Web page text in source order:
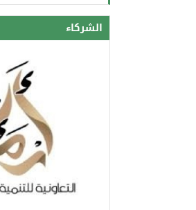
الشركاء